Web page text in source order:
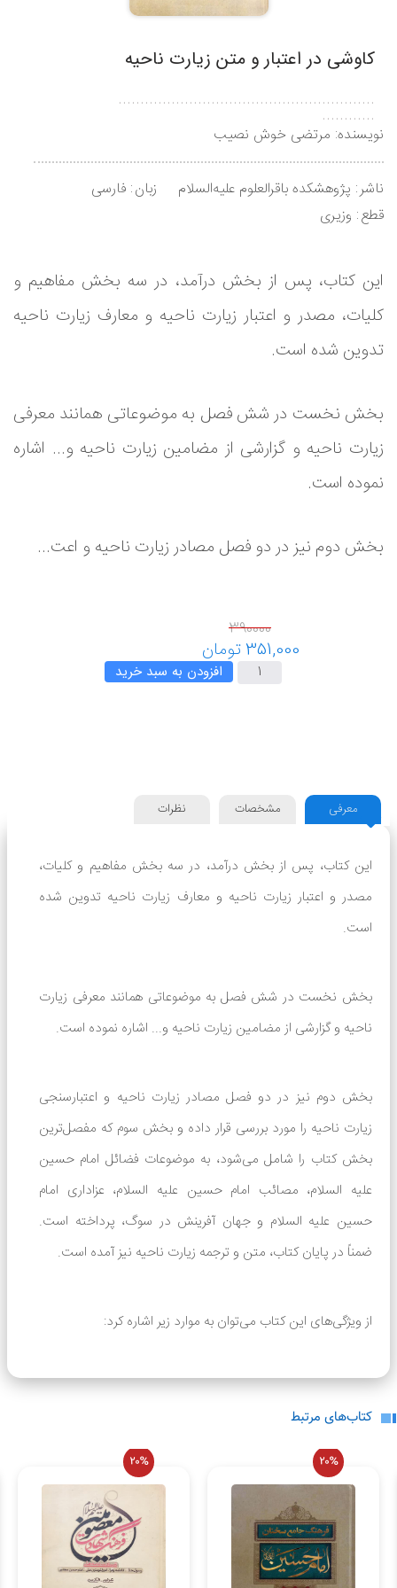
کاوشی در اعتبار و متن زیارت ناحیه
..........................................................
............
نویسنده: مرتضی خوش نصیب
ناشر پژوهشکده باقرالعلوم علیه‌السلام زبان فارسی
قطع وزیری
این کتاب، پس از بخش درآمد، در سه بخش مفاهیم و
کلیات، مصدر و اعتبار زیارت ناحیه و معارف زیارت ناحیه
تدوین شده است.
بخش نخست در شش فصل به موضوعاتی همانند معرفی
زیارت ناحیه و گزارشی از مضامین زیارت ناحیه و... اشاره
نموده است.
بخش دوم نیز در دو فصل مصادر زیارت ناحیه و اعت...
افزودن به سبد خرید
معرفی مشخصات نظرات
این کتاب، پس از بخش درآمد، در سه بخش مفاهیم و کلیات،
مصدر و اعتبار زیارت ناحیه و معارف زیارت ناحیه تدوین شده
است.
بخش نخست در شش فصل به موضوعاتی همانند معرفی زیارت
ناحیه و گزارشی از مضامین زیارت ناحیه و... اشاره نموده است.
بخش دوم نیز در دو فصل مصادر زیارت ناحیه و اعتبارسنجی
زیارت ناحیه را مورد بررسی قرار داده و بخش سوم که مفصل‌ترین
بخش کتاب را شامل می‌شود، به موضوعات فضائل امام حسین
علیه السلام، مصائب امام حسین علیه السلام، عزاداری امام
حسین علیه السلام و جهان آفرینش در سوگ، پرداخته است.
ضمناً در پایان کتاب، متن و ترجمه زیارت ناحیه نیز آمده است.
از ویژگی‌های این کتاب می‌توان به موارد زیر اشاره کرد:
در این کتاب تلاش شده تا شخصیت، قیام و شهادت
شناسایی شود.
ضمن معرفی کهن‌ترین مصادر زیات ناحیه مقدسه، میزان اعتبار
این زیارت مطابق ملاک‌های علمی، تعیین شده است.
لطفاً انتقادات و پیشنهادات خود را ارسال
کتاب‌های مرتبط
20%
20%